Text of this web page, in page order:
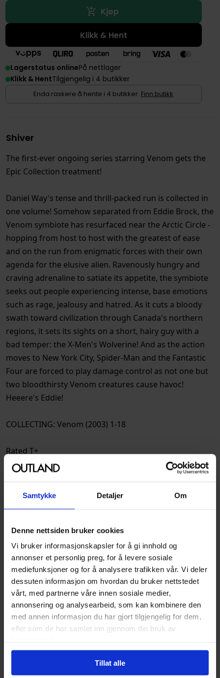
Samtykke Detaljer Om
Denne nettsiden bruker cookies
Vi bruker informasjonskapsler for å gi innhold og
annonser et personlig preg, for å levere sosiale
mediefunksjoner og for å analysere trafikken vår. Vi deler
dessuten informasjon om hvordan du bruker nettstedet
vårt, med partnerne våre innen sosiale medier,
annonsering og analysearbeid, som kan kombinere den
med annen informasjon du har gjort tilgjengelig for dem,
eller som de har samlet inn gjennom din bruk av
Tillat alle
Kjøp
Klikk & Hent
Lagerstatus onlinePå nettlager
Klikk & HentTilgjengelig i 4 butikker
Enda raskere å hente i 4 butikker. Finn butikk
Shiver
The first-ever ongoing series starring Venom gets the
Epic Collection treatment!
Daniel Way's tense and thrill-packed run is collected in
one volume! Somehow separated from Eddie Brock, the
Venom symbiote has resurfaced near the Arctic Circle -
hopping from host to host with the greatest of ease
and on the run from enigmatic forces with their own
agenda for the elusive alien. Ravenously hungry and
craving adrenaline to satiate its appetite, the symbiote
seeks out people experiencing intense, base emotions
such as rage, jealousy and hatred. As it cuts a bloody
swath toward civilization through Canada's northern
regions, it sets its sights on a short, hairy guy with a
bad temper: the X-Men's Wolverine! And as the action
moves to New York City, Spider-Man and the Fantastic
Four are forced to play damage control as not one but
two bloodthirsty Venom creatures cause havoc!
Heeere's Eddie!
COLLECTING: Venom (2003) 1-18
Rated T+
Paperback
Serie
Venom Modern Era Epic
Collect
Forfattere
Daniel Way
Sjanger
Superhelt
Illustratør
Francisco Herrera
Lanseringsdato